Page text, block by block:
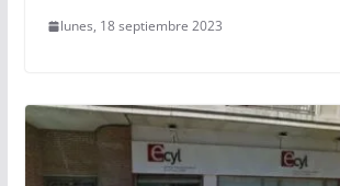
lunes, 18 septiembre 2023